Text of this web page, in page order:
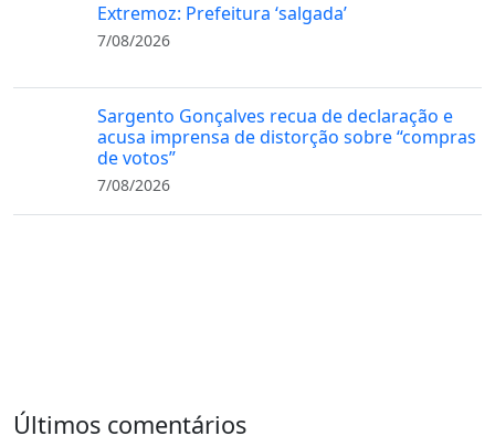
Extremoz: Prefeitura ‘salgada’
7/08/2026
Sargento Gonçalves recua de declaração e
acusa imprensa de distorção sobre “compras
de votos”
7/08/2026
Últimos comentários